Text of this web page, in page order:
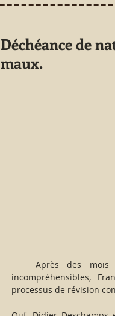
Déchéance de
maux.
incompréhensibles,
processus de révision